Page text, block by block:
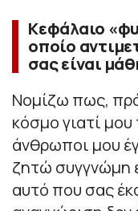
Κεφάλαιο
οποίο
σας είναι
Νομίζω πως,
κόσμο γιατί μου
άνθρωποι μου
ζητώ συγγνώμη
αυτό που σας